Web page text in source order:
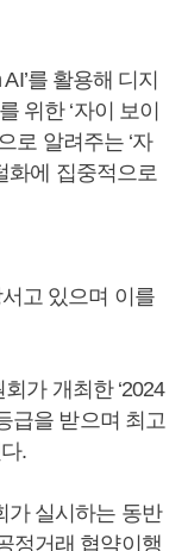
를 활용해 디지
위한 ‘자이 보이
로 알려주는 ‘자
화에 집중적으로
고 있으며 이를
가 개최한 ‘2024
급을 받으며 최고
.
가 실시하는 동반
정거래 협약이행